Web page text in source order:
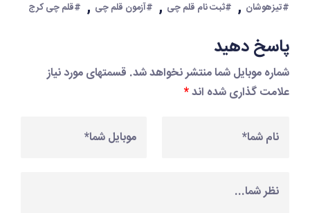
#تیزهوشان , #ثبت نام قلم چی , #آزمون قلم چی , #قلم چی کرج
پاسخ دهید
شماره موبایل شما منتشر نخواهد شد. قسمتهای مورد نیاز
علامت گذاری شده اند*